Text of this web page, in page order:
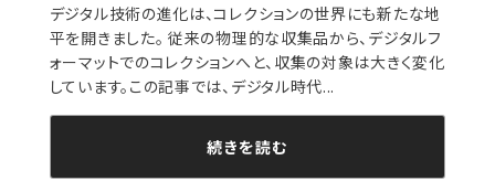
デジタル技術の進化は、コレクションの世界にも新たな地
平を開きました。 従来の物理的な収集品から、デジタルフ
ォーマットでのコレクションへと、収集の対象は大きく変化
しています。この記事では、デジタル時代...
続きを読む